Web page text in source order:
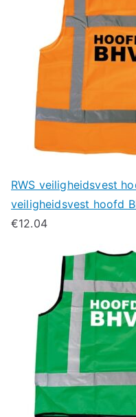
RWS veiligheidsvest
veiligheidsvest hoofd
€12.04